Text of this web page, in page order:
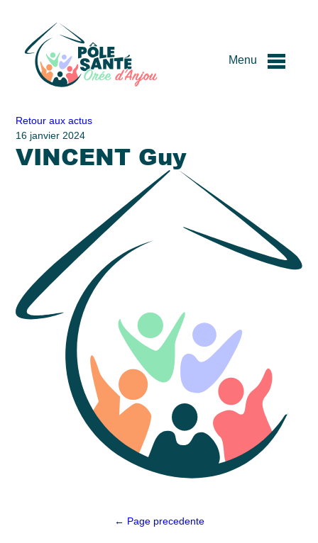
Passer
contenu
Menu
Retour aux actus
16 janvier 2024
VINCENT Guy
← Page precedente